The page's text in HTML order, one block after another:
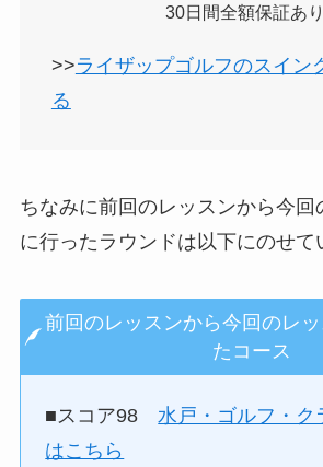
30日間全額保証あり
>>ライザップゴルフのスイン
る
ちなみに前回のレッスンから今回
に行ったラウンドは以下にのせて
前回のレッスンから今回のレ
たコース
■スコア98水戸・ゴルフ・ク
はこちら